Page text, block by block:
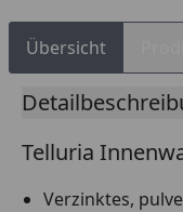
Übersicht
Telluria
Verzinktes,